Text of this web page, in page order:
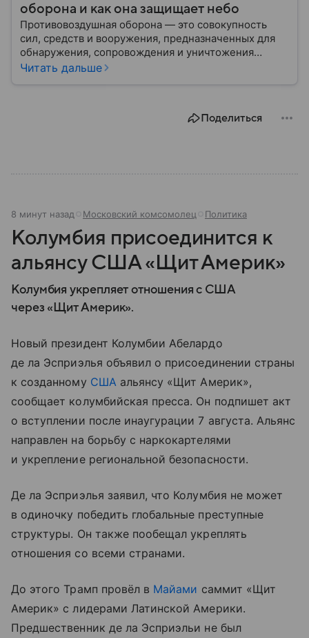
оборона и как она защищает небо
Противовоздушная оборона — это совокупность
сил, средств и вооружения, предназначенных для
обнаружения, сопровождения и уничтожения
средств воздушного нападения. Современные
Читать дальше
Поделиться
8 минут назад Московский комсомолец Политика
Колумбия присоединится к
альянсу США «Щит Америк»
Колумбия укрепляет отношения с США
через «Щит Америк».
Новый президент Колумбии Абелардо
де ла Эсприэлья объявил о присоединении страны
к созданному США альянсу «Щит Америк»,
сообщает колумбийская пресса. Он подпишет акт
о вступлении после инаугурации 7 августа. Альянс
направлен на борьбу с наркокартелями
и укрепление региональной безопасности.
Де ла Эсприэлья заявил, что Колумбия не может
в одиночку победить глобальные преступные
структуры. Он также пообещал укреплять
отношения со всеми странами.
До этого Трамп провёл в Майами саммит «Щит
Америк» с лидерами Латинской Америки.
Предшественник де ла Эсприэльи не был